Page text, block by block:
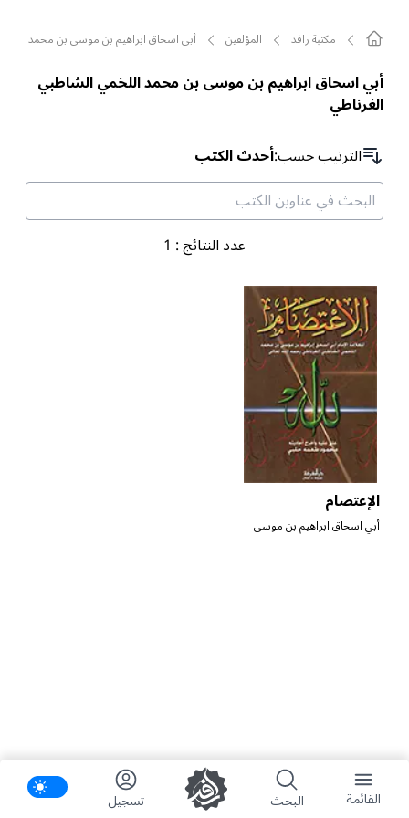
القائمة البحث تسجیل
مکتبة رافد المؤلفين أبي اسحاق ابراهيم بن موسى بن محمد
أبي اسحاق ابراهيم بن موسى بن محمد اللخمي الشاطبي
الغرناطي
الترتیب حسب:أحدث الكتب
عدد النتائج:
1
الإعتصام
أبي اسحاق ابراهيم بن موسى
بن محمد اللخمي الشاطبي